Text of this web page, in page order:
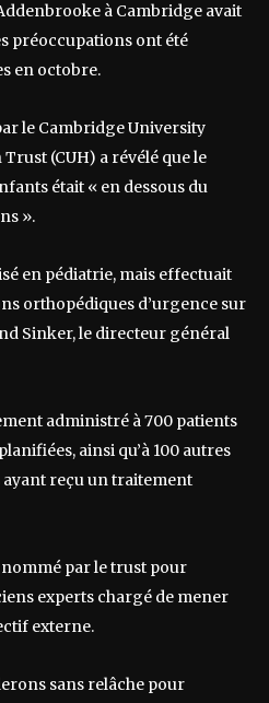
à Cambridge avait
préoccupations ont été
en octobre.
le Cambridge University
(CUH) a révélé que le
était « en dessous du
».
en pédiatrie, mais effectuait
orthopédiques d’urgence sur
Sinker, le directeur général
administré à 700 patients
ainsi qu’à 100 autres
reçu un traitement
par le trust pour
experts chargé de mener
externe.
sans relâche pour